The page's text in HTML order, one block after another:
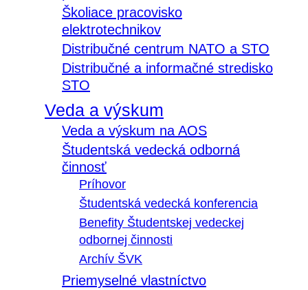
Školiace pracovisko
elektrotechnikov
Distribučné centrum NATO a STO
Distribučné a informačné stredisko
STO
Veda a výskum
Veda a výskum na AOS
Študentská vedecká odborná
činnosť
Príhovor
Študentská vedecká konferencia
Benefity Študentskej vedeckej
odbornej činnosti
Archív ŠVK
Priemyselné vlastníctvo